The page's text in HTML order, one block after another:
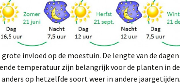
invloed op de moestuin. De lengte van de dagen
temperatuur zijn belangrijk voor de planten in
op hetzelfde soort weer in andere